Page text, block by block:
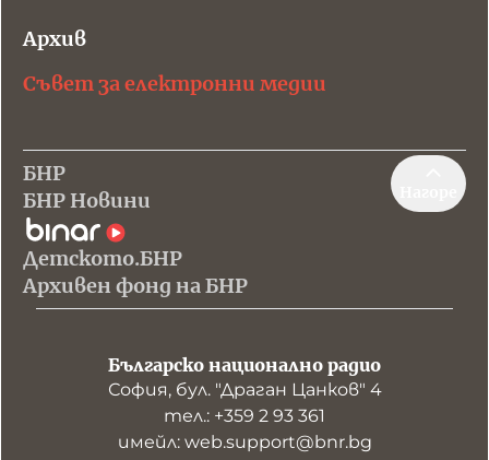
Архив
Съвет за електронни медии
БНР
БНР Новини
Детското.БНР
Архивен фонд на БНР
Българско национално радио
София, бул. "Драган Цанков" 4
тел.: +359 2 93 361
имейл: web.support@bnr.bg